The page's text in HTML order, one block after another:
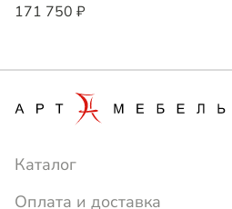
171 750 ₽
Каталог
Оплата и доставка